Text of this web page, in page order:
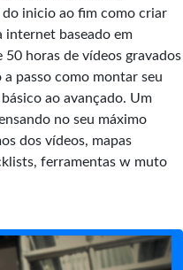
inicio ao fim como criar
internet baseado em
50 horas de vídeos gravados
passo como montar seu
ao avançado. Um
no seu máximo
dos vídeos, mapas
ferramentas w muto